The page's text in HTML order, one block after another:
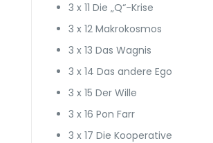
3 x 11 Die „Q“-Krise
3 x 12 Makrokosmos
3 x 13 Das Wagnis
3 x 14 Das andere Ego
3 x 15 Der Wille
3 x 16 Pon Farr
3 x 17 Die Kooperative